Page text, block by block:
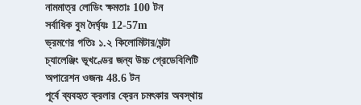
নামমাত্র লোডিং ক্ষমতাঃ 100 টন
সর্বাধিক বুম দৈর্ঘ্যঃ 12-57m
ভ্রমণের গতিঃ ১.২ কিলোমিটার/ঘন্টা
চ্যালেঞ্জিং ভূখণ্ডের জন্য উচ্চ গ্রেডেবিলিটি
অপারেশন ওজনঃ 48.6 টন
পূর্বে ব্যবহৃত ক্রলার ক্রেন চমৎকার অবস্থায়